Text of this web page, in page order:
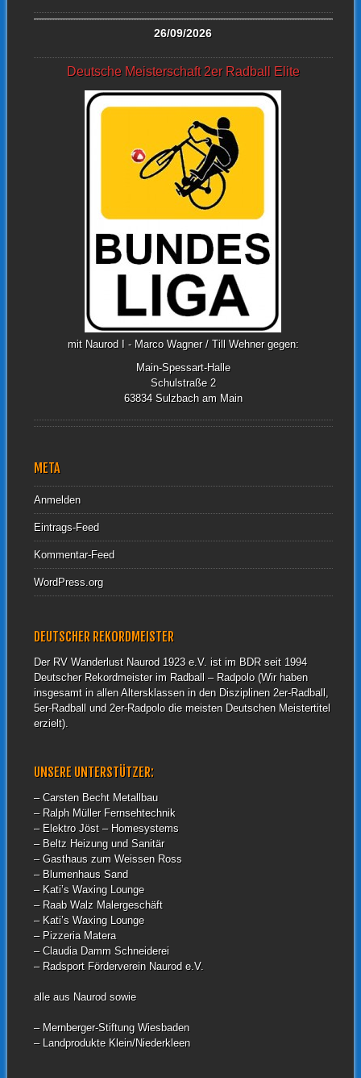
26/09/2026
Deutsche Meisterschaft 2er Radball Elite
mit Naurod I - Marco Wagner / Till Wehner gegen:
Main-Spessart-Halle
Schulstraße 2
63834 Sulzbach am Main
META
Anmelden
Eintrags-Feed
Kommentar-Feed
WordPress.org
DEUTSCHER REKORDMEISTER
Der RV Wanderlust Naurod 1923 e.V. ist im BDR seit 1994
Deutscher Rekordmeister im Radball – Radpolo (Wir haben
insgesamt in allen Altersklassen in den Disziplinen 2er-Radball,
5er-Radball und 2er-Radpolo die meisten Deutschen Meistertitel
erzielt).
UNSERE UNTERSTÜTZER:
– Carsten Becht Metallbau
– Ralph Müller Fernsehtechnik
– Elektro Jöst – Homesystems
– Beltz Heizung und Sanitär
– Gasthaus zum Weissen Ross
– Blumenhaus Sand
– Kati’s Waxing Lounge
– Raab Walz Malergeschäft
– Kati’s Waxing Lounge
– Pizzeria Matera
– Claudia Damm Schneiderei
– Radsport Förderverein Naurod e.V.
alle aus Naurod sowie
– Mernberger-Stiftung Wiesbaden
– Landprodukte Klein/Niederkleen